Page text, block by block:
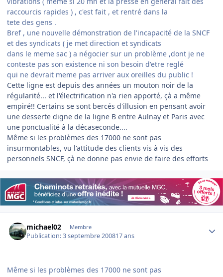
raccourcis rapides ) , c'est fait , et rentré dans la
tete des gens .
Bref , une nouvelle démonstration de l'incapacité de la SNCF
et des syndicats ( je met direction et syndicats
dans le meme sac ) a négocier sur un problème ,dont je ne
conteste pas son existence ni son besoin d'etre reglé
qui ne devrait meme pas arriver aux oreilles du public !
Cette ligne est depuis des années un mouton noir de la
régularité... et l'électrification n'a rien apporté, çà a même
empiré!! Certains se sont bercés d'illusion en pensant avoir
une desserte digne de la ligne B entre Aulnay et Paris avec
une ponctualité à la décaseconde....
Même si les problèmes des 17000 ne sont pas
insurmontables, vu l'attitude des clients vis à vis des
personnels SNCF, çà ne donne pas envie de faire des efforts
michael02 Membre
Publication:3 septembre 200817 ans
Même si les problèmes des 17000 ne sont pas